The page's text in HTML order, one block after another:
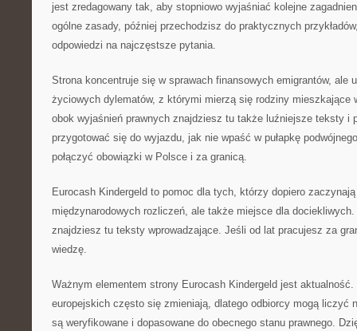
jest zredagowany tak, aby stopniowo wyjaśniać kolejne
ogólne zasady, później przechodzisz do praktycznych
odpowiedzi na najczęstsze pytania.
Strona koncentruje się w sprawach finansowych emigrantów, ale
życiowych dylematów, z którymi mierzą się rodziny mieszkające
obok wyjaśnień prawnych znajdziesz tu także luźniejsze teksty i
przygotować się do wyjazdu, jak nie wpaść w pułapkę
połączyć obowiązki w Polsce i za granicą.
Eurocash Kindergeld to pomoc dla tych, którzy dopiero
międzynarodowych rozliczeń, ale także miejsce dla dociekliwych.
znajdziesz tu teksty wprowadzające. Jeśli od lat pracujesz za
wiedzę.
Ważnym elementem strony Eurocash Kindergeld jest
europejskich często się zmieniają, dlatego odbiorcy mogą liczyć
są weryfikowane i dopasowane do obecnego stanu prawnego.